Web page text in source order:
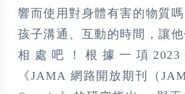
響而使用對身體有害的物質
孩子溝通、互動的時間，讓
相處吧！根據一項
《JAMA 網路開放期刊（